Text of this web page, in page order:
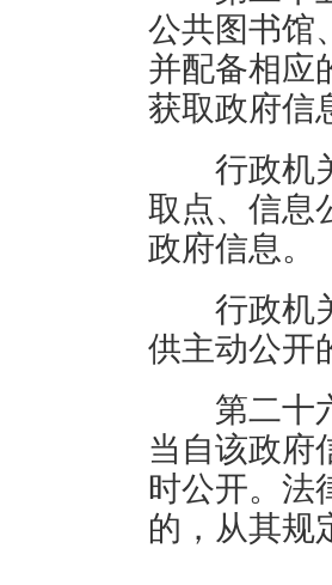
公共图书馆
并配备相应
获取政府信
行政机
取点、信息
政府信息。
行政机
供主动公开
第二十
当自该政府
时公开。法
的，从其规